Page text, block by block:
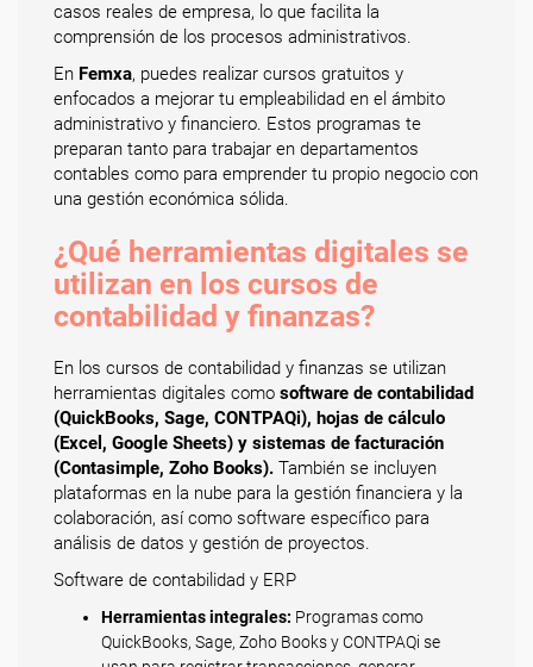
casos reales de empresa, lo que facilita la
comprensión de los procesos administrativos.
En Femxa, puedes realizar cursos gratuitos y
enfocados a mejorar tu empleabilidad en el ámbito
administrativo y financiero. Estos programas te
preparan tanto para trabajar en departamentos
contables como para emprender tu propio negocio con
una gestión económica sólida.
¿Qué herramientas digitales se
utilizan en los cursos de
contabilidad y finanzas?
En los cursos de contabilidad y finanzas se utilizan
herramientas digitales como software de contabilidad
(QuickBooks, Sage, CONTPAQi), hojas de cálculo
(Excel, Google Sheets) y sistemas de facturación
(Contasimple, Zoho Books). También se incluyen
plataformas en la nube para la gestión financiera y la
colaboración, así como software específico para
análisis de datos y gestión de proyectos.
Software de contabilidad y ERP
Herramientas integrales: Programas como
QuickBooks, Sage, Zoho Books y CONTPAQi se